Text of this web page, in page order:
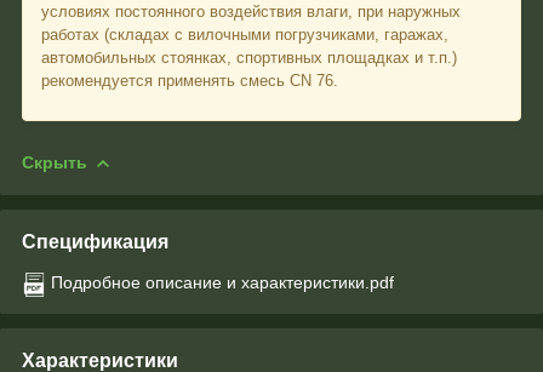
условиях постоянного воздействия влаги, при наружных
работах (складах с вилочными погрузчиками, гаражах,
автомобильных стоянках, спортивных площадках и т.п.)
рекомендуется применять смесь CN 76.
Скрыть
Спецификация
Подробное описание и характеристики.pdf
Характеристики